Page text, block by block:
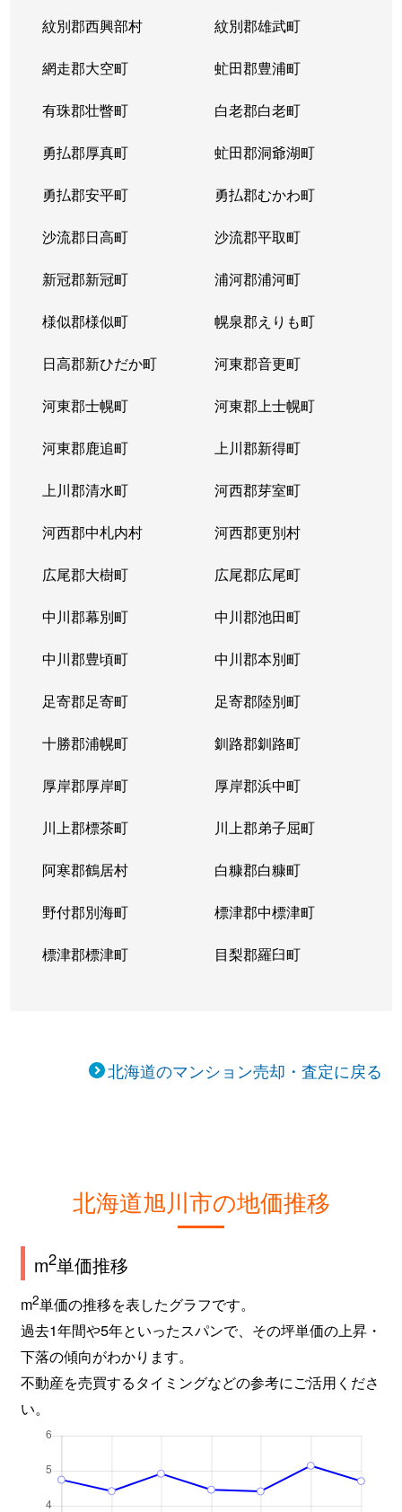
紋別郡西興部村 紋別郡雄武町
網走郡大空町 虻田郡豊浦町
有珠郡壮瞥町 白老郡白老町
勇払郡厚真町 虻田郡洞爺湖町
勇払郡安平町 勇払郡むかわ町
沙流郡日高町 沙流郡平取町
新冠郡新冠町 浦河郡浦河町
様似郡様似町 幌泉郡えりも町
日高郡新ひだか町 河東郡音更町
河東郡士幌町 河東郡上士幌町
河東郡鹿追町 上川郡新得町
上川郡清水町 河西郡芽室町
河西郡中札内村 河西郡更別村
広尾郡大樹町 広尾郡広尾町
中川郡幕別町 中川郡池田町
中川郡豊頃町 中川郡本別町
足寄郡足寄町 足寄郡陸別町
十勝郡浦幌町 釧路郡釧路町
厚岸郡厚岸町 厚岸郡浜中町
川上郡標茶町 川上郡弟子屈町
阿寒郡鶴居村 白糠郡白糠町
野付郡別海町 標津郡中標津町
標津郡標津町 目梨郡羅臼町
北海道のマンション売却・査定に戻る
北海道旭川市の地価推移
m2単価推移
m2単価の推移を表したグラフです。
過去1年間や5年といったスパンで、その坪単価の上昇・
下落の傾向がわかります。
不動産を売買するタイミングなどの参考にご活用くださ
い。